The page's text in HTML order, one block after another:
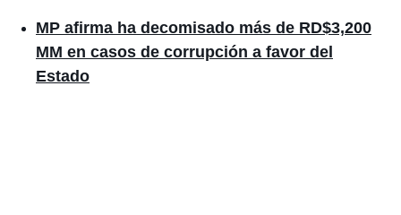
MP afirma ha decomisado más de RD$3,200
MM en casos de corrupción a favor del
Estado